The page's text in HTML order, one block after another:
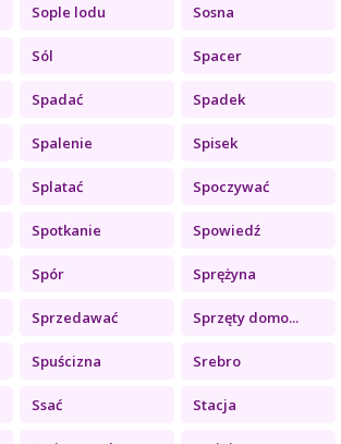
Sople lodu Sosna
Sól Spacer
Spadać Spadek
Spalenie Spisek
Splatać Spoczywać
Spotkanie Spowiedź
Spór Sprężyna
Sprzedawać Sprzęty domo...
Spuścizna Srebro
Ssać Stacja